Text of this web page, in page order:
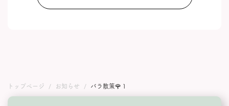
トップページ お知らせ バラ散策🌹１